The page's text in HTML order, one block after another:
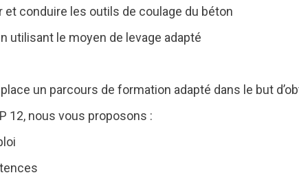
et conduire les outils de coulage du béton
utilisant le moyen de levage adapté
un parcours de formation adapté dans le but
12, nous vous proposons :